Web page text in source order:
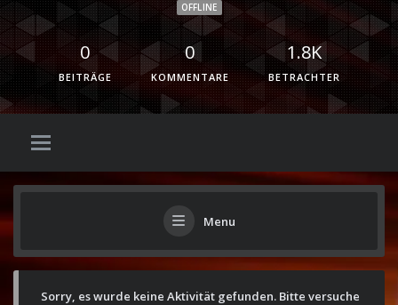
OFFLINE
0
BEITRÄGE
0
KOMMENTARE
1.8K
BETRACHTER
Menu
Sorry, es wurde keine Aktivität gefunden. Bitte versuche